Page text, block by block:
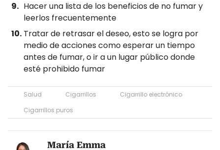
Hacer una lista de los beneficios de no fumar y
leerlos frecuentemente
Tratar de retrasar el deseo, esto se logra por
medio de acciones como esperar un tiempo
antes de fumar, o ir a un lugar público donde
esté prohibido fumar
Salud Cigarrillos
Cigarrillo electrónico
Cigarrillos puros
María Emma